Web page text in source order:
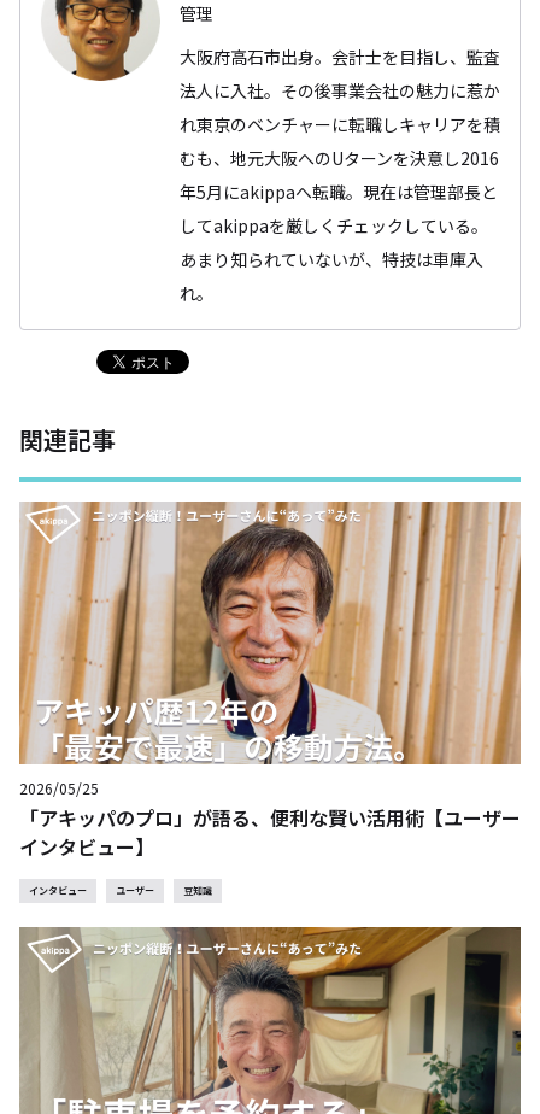
管理
大阪府高石市出身。会計士を目指し、監査
法人に入社。その後事業会社の魅力に惹か
れ東京のベンチャーに転職しキャリアを積
むも、地元大阪へのUターンを決意し2016
年5月にakippaへ転職。現在は管理部長と
してakippaを厳しくチェックしている。
あまり知られていないが、特技は車庫入
れ。
関連記事
2026/05/25
「アキッパのプロ」が語る、便利な賢い活用術【ユーザー
インタビュー】
インタビュー ユーザー 豆知識